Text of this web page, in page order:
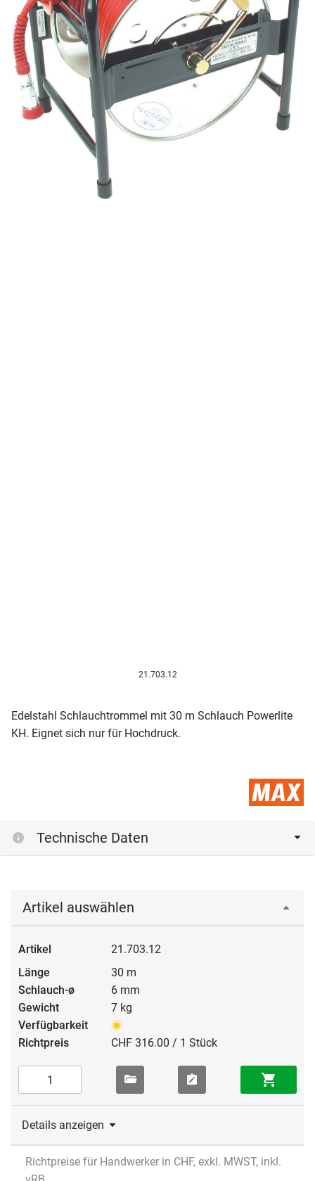
21.703.12
Edelstahl Schlauchtrommel mit 30 m Schlauch Powerlite
KH. Eignet sich nur für Hochdruck.
Technische Daten
Artikel auswählen
21.703.12
30 m
6 mm
7 kg
CHF 316.00 / 1 Stück
Details anzeigen
Richtpreise für Handwerker in CHF, exkl. MWST, inkl.